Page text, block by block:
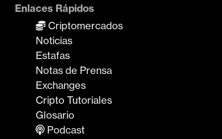
Enlaces Rápidos
Criptomercados
Noticias
Estafas
Notas de Prensa
Exchanges
Cripto Tutoriales
Glosario
Podcast